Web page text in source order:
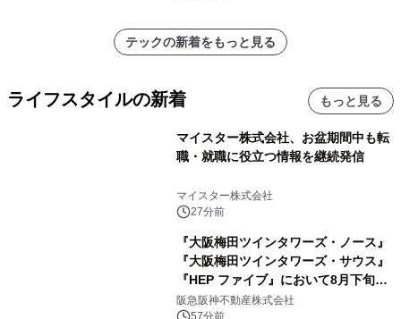
テックの新着をもっと見る
ライフスタイルの新着 もっと見る
マイスター株式会社、お盆期間中も転
職・就職に役立つ情報を継続発信
マイスター株式会社
27分前
『大阪梅田ツインタワーズ・ノース』
『大阪梅田ツインタワーズ・サウス』
『HEP ファイブ』において8月下旬か
ら 「オフサイト型コーポレートPPA」
阪急阪神不動産株式会社
57分前